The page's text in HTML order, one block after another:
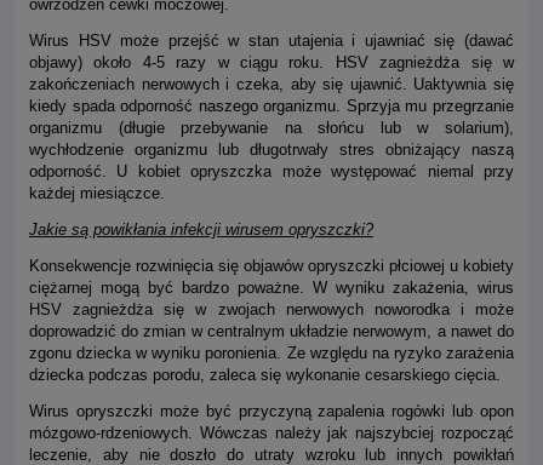
owrzodzeń cewki moczowej.
Wirus HSV może przejść w stan utajenia i ujawniać się (dawać
objawy) około 4-5 razy w ciągu roku. HSV zagnieżdża się w
zakończeniach nerwowych i czeka, aby się ujawnić. Uaktywnia się
kiedy spada odporność naszego organizmu. Sprzyja mu przegrzanie
organizmu (długie przebywanie na słońcu lub w solarium),
wychłodzenie organizmu lub długotrwały stres obniżający naszą
odporność. U kobiet opryszczka może występować niemal przy
każdej miesiączce.
Jakie są powikłania infekcji wirusem opryszczki?
Konsekwencje rozwinięcia się objawów opryszczki płciowej u kobiety
ciężarnej mogą być bardzo poważne. W wyniku zakażenia, wirus
HSV zagnieżdża się w zwojach nerwowych noworodka i może
doprowadzić do zmian w centralnym układzie nerwowym, a nawet do
zgonu dziecka w wyniku poronienia. Ze względu na ryzyko zarażenia
dziecka podczas porodu, zaleca się wykonanie cesarskiego cięcia.
Wirus opryszczki może być przyczyną zapalenia rogówki lub opon
mózgowo-rdzeniowych. Wówczas należy jak najszybciej rozpocząć
leczenie, aby nie doszło do utraty wzroku lub innych powikłań